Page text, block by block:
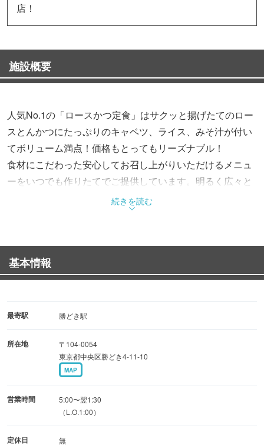
店！
施設概要
人気No.1の「ロースかつ定食」はサクッと揚げたてのロー
スとんかつにたっぷりのキャベツ、ライス、みそ汁が付い
てボリューム満点！価格もとってもリーズナブル！
食材にこだわった安心してお召し上がりいただけるメニュ
ーをいつでも作りたてでご提供しています。明るく広々と
した店内では、テーブル席やキッズメニューも用意されて
おり、家族連れにも好評です！
続きを読む
基本情報
最寄駅 勝どき駅
所在地
〒104-0054
東京都中央区勝どき4-11-10
MAP
営業時間
5:00〜翌1:30
（L.O.1:00）
定休日 無